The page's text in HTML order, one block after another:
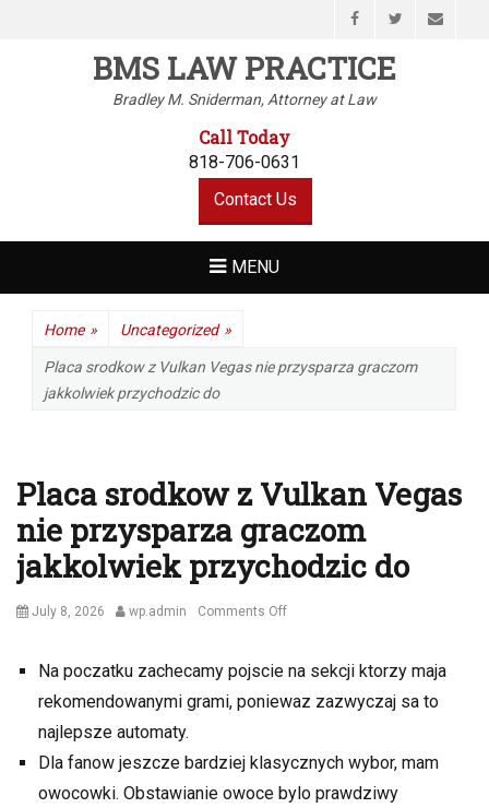
FacebookTwitterEmail
BMS LAW PRACTICE
Bradley M. Sniderman, Attorney at Law
Call Today
818-706-0631
Contact Us
MENU
Home » Uncategorized »
Placa srodkow z Vulkan Vegas nie przysparza graczom
jakkolwiek przychodzic do
Placa srodkow z Vulkan Vegas
nie przysparza graczom
jakkolwiek przychodzic do
Posted
July 8, 2026 Author
wp.admin Comments Offon
z
Vulkan
przysparza
graczom
Na poczatku zachecamy pojscie na sekcji ktorzy maja
rekomendowanymi grami, poniewaz zazwyczaj sa to
najlepsze automaty.
Dla fanow jeszcze bardziej klasycznych wybor, mam
owocowki. Obstawianie owoce bylo prawdziwy